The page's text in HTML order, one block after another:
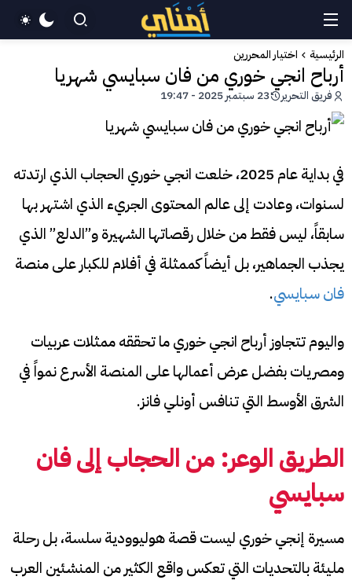
الرئيسية اختيار المحررين
أرباح انجي خوري من فان سبايسي شهريا
فريق التحرير 23 سبتمبر 2025 - 19:47
في بداية عام 2025، خلعت انجي خوري الحجاب الذي ارتدته
لسنوات، وعادت إلى عالم المحتوى الجريء الذي اشتهر بها
سابقاً، ليس فقط من خلال رقصاتها الشهيرة و”الدلع” الذي
يجذب الجماهير، بل أيضاً كممثلة في أفلام للكبار على منصة
فان سبايسي.
واليوم تتجاوز أرباح انجي خوري ما تحققه ممثلات عربيات
ومصريات بفضل عرض أعمالها على المنصة الأسرع نمواً في
الشرق الأوسط التي تنافس أونلي فانز.
الطريق الوعر: من الحجاب إلى فان
سبايسي
مسيرة إنجي خوري ليست قصة هوليوودية سلسة، بل رحلة
مليئة بالتحديات التي تعكس واقع الكثير من المنشئين العرب